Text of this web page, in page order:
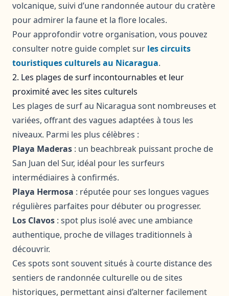
volcanique, suivi d’une randonnée autour du cratère
pour admirer la faune et la flore locales.
Pour approfondir votre organisation, vous pouvez
consulter notre guide complet sur les circuits
touristiques culturels au Nicaragua.
2. Les plages de surf incontournables et leur
proximité avec les sites culturels
Les plages de surf au Nicaragua sont nombreuses et
variées, offrant des vagues adaptées à tous les
niveaux. Parmi les plus célèbres :
Playa Maderas : un beachbreak puissant proche de
San Juan del Sur, idéal pour les surfeurs
intermédiaires à confirmés.
Playa Hermosa : réputée pour ses longues vagues
régulières parfaites pour débuter ou progresser.
Los Clavos : spot plus isolé avec une ambiance
authentique, proche de villages traditionnels à
découvrir.
Ces spots sont souvent situés à courte distance des
sentiers de randonnée culturelle ou de sites
historiques, permettant ainsi d’alterner facilement